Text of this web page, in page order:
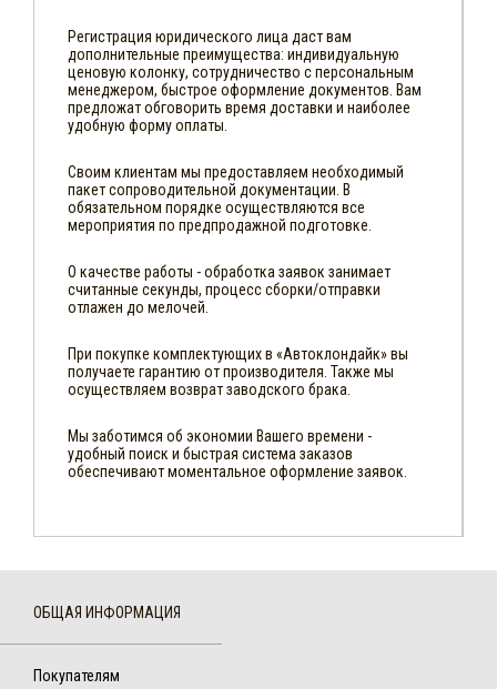
Регистрация юридического лица даст вам
дополнительные преимущества: индивидуальную
ценовую колонку, сотрудничество с персональным
менеджером, быстрое оформление документов. Вам
предложат обговорить время доставки и наиболее
удобную форму оплаты.
Своим клиентам мы предоставляем необходимый
пакет сопроводительной документации. В
обязательном порядке осуществляются все
мероприятия по предпродажной подготовке.
О качестве работы - обработка заявок занимает
считанные секунды, процесс сборки/отправки
отлажен до мелочей.
При покупке комплектующих в «Автоклондайк» вы
получаете гарантию от производителя. Также мы
осуществляем возврат заводского брака.
Мы заботимся об экономии Вашего времени -
удобный поиск и быстрая система заказов
обеспечивают моментальное оформление заявок.
ОБЩАЯ ИНФОРМАЦИЯ
Покупателям